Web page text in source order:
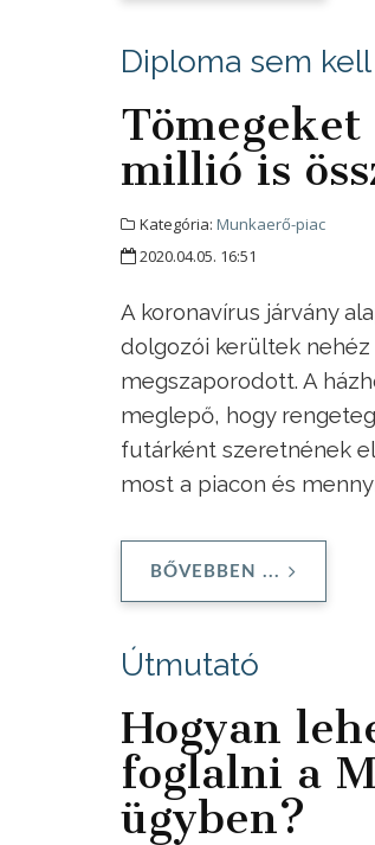
Diploma sem kell
Tömegeket
millió is
Kategória: Munkaerő-piac
2020.04.05. 16:51
A koronavírus járvány
dolgozói kerültek
megszaporodott. A
meglepő, hogy
futárként szeretnének
most a piacon és
BŐVEBBEN ...
Útmutató
Hogyan
foglalni a
ügyben?